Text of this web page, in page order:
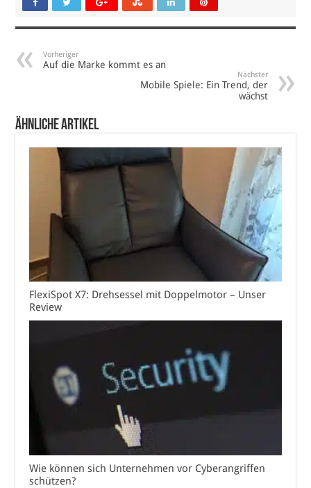
Vorheriger
Auf die Marke kommt es an
Nächster
Mobile Spiele: Ein Trend, der
wächst
Ähnliche Artikel
FlexiSpot X7: Drehsessel mit Doppelmotor – Unser
Review
Wie können sich Unternehmen vor Cyberangriffen
schützen?